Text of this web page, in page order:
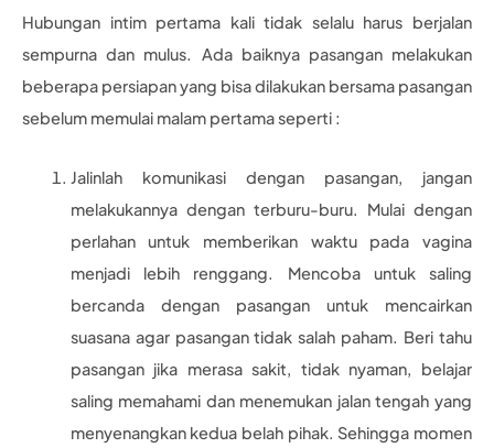
Hubungan intim pertama kali tidak selalu harus berjalan
sempurna dan mulus. Ada baiknya pasangan melakukan
beberapa persiapan yang bisa dilakukan bersama pasangan
sebelum memulai malam pertama seperti :
Jalinlah komunikasi dengan pasangan, jangan
melakukannya dengan terburu-buru. Mulai dengan
perlahan untuk memberikan waktu pada vagina
menjadi lebih renggang. Mencoba untuk saling
bercanda dengan pasangan untuk mencairkan
suasana agar pasangan tidak salah paham. Beri tahu
pasangan jika merasa sakit, tidak nyaman, belajar
saling memahami dan menemukan jalan tengah yang
menyenangkan kedua belah pihak. Sehingga momen